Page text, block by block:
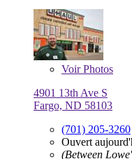
VoirPhotos
4901 13th Ave S
Fargo, ND 58103
(701) 205-3260
Ouvert
(Between